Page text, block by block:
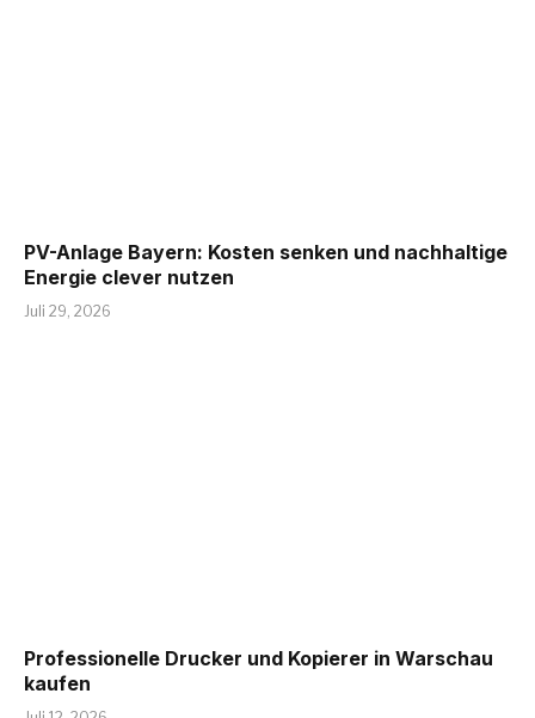
PV-Anlage Bayern: Kosten senken und nachhaltige
Energie clever nutzen
Juli 29, 2026
Professionelle Drucker und Kopierer in Warschau
kaufen